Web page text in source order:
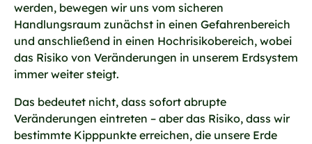
werden, bewegen wir uns vom sicheren
Handlungsraum zunächst in einen Gefahrenbereich
und anschließend in einen Hochrisikobereich, wobei
das Risiko von Veränderungen in unserem Erdsystem
immer weiter steigt.
Das bedeutet nicht, dass sofort abrupte
Veränderungen eintreten – aber das Risiko, dass wir
bestimmte Kipppunkte erreichen, die unsere Erde